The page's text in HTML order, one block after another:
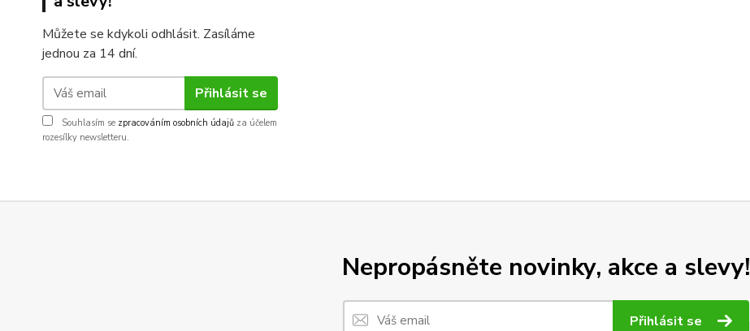
Můžete se kdykoli odhlásit. Zasíláme
jednou za 14 dní.
Přihlásit se
Souhlasím se zpracováním osobních údajů za účelem
rozesílky newsletteru.
Nepropásněte novinky, akce a slevy!
Přihlásit se